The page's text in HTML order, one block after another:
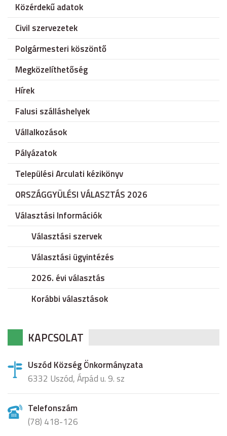
Közérdekű adatok
Civil szervezetek
Polgármesteri köszöntő
Megközelíthetőség
Hírek
Falusi szálláshelyek
Vállalkozások
Pályázatok
Települési Arculati kézikönyv
ORSZÁGGYÜLÉSI VÁLASZTÁS 2026
Választási Információk
Választási szervek
Választási ügyintézés
2026. évi választás
Korábbi választások
KAPCSOLAT
Uszód Község Önkormányzata
6332 Uszód, Árpád u. 9. sz
Telefonszám
(78) 418-126